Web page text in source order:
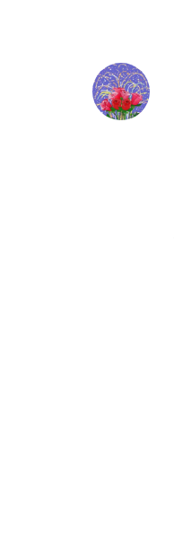
содержимому